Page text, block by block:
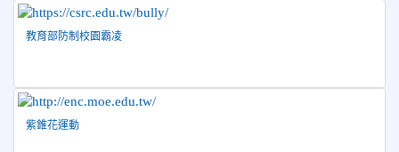
教育部防制校園霸凌
紫錐花運動